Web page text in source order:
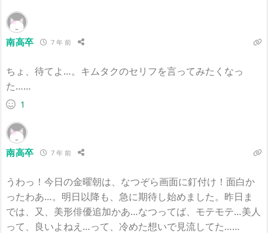
南高卒 7 年 前
ちょ、待てよ…。キムタクのセリフを言ってみたくなっ
た……
1
南高卒 7 年 前
うわっ！今日の金曜朝は、なつぞら画面に釘付け！面白か
ったわあ…。明日以降も、急に期待し始めました。昨日ま
では、又、美形俳優追加かあ…なつってば、モテモテ…美人
って、良いよねえ…って、冷めた想いで見流してた……